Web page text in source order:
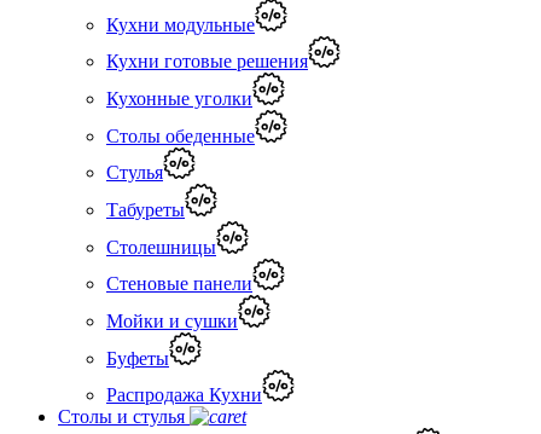
Кухни модульные
Кухни готовые решения
Кухонные уголки
Столы обеденные
Стулья
Табуреты
Столешницы
Стеновые панели
Мойки и сушки
Буфеты
Распродажа Кухни
Столы и стулья